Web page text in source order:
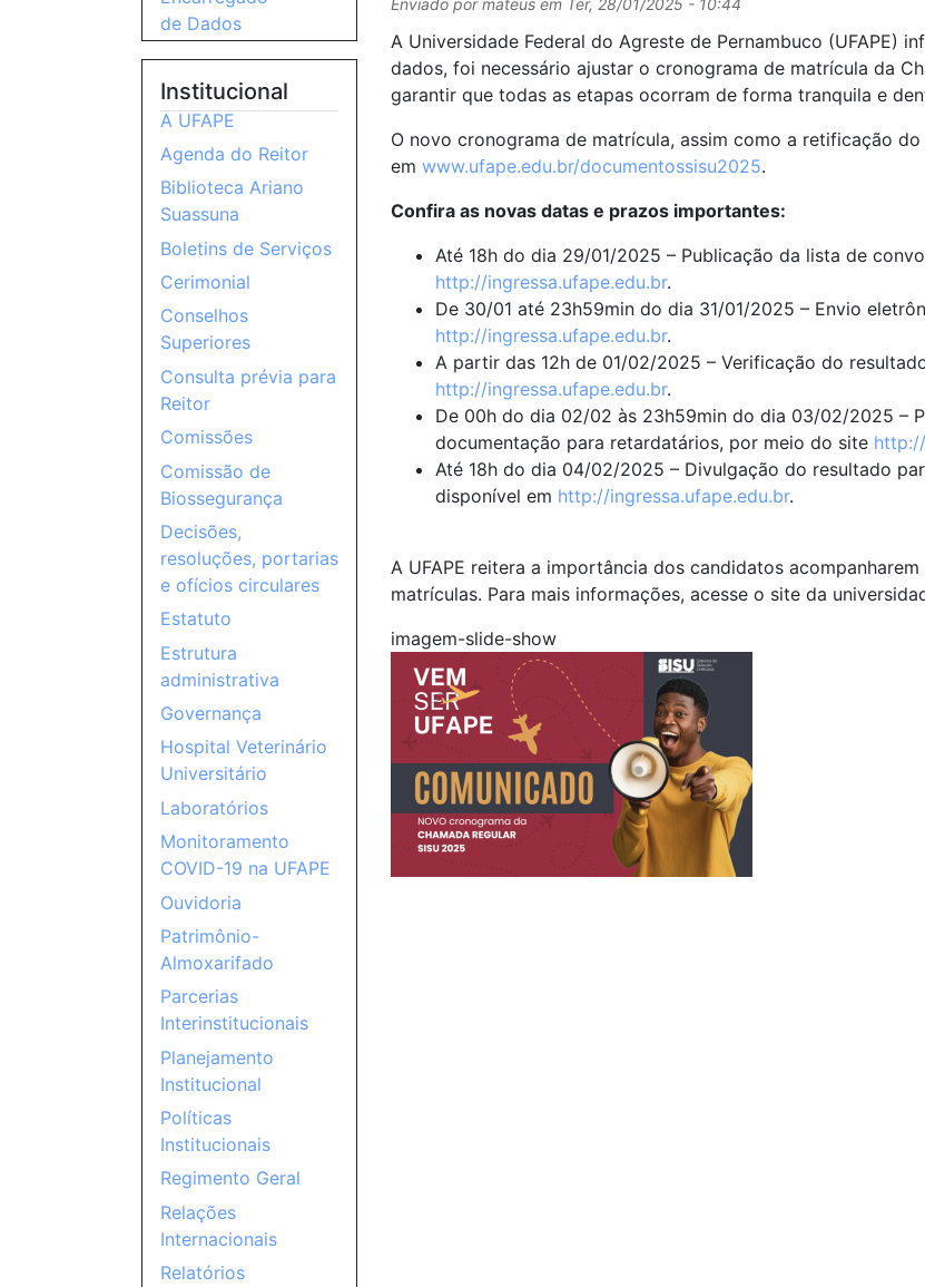
A Universidade Federal do Agreste de Pernambuco (UFAPE)
dados, foi necessário ajustar o cronograma de matrícula da
garantir que todas as etapas ocorram de forma tranquila e
O novo cronograma de matrícula, assim como a retificação
em www.ufape.edu.br/documentossisu2025.
Confira as novas datas e prazos importantes:
Até 18h do dia 29/01/2025 – Publicação da lista de
http://ingressa.ufape.edu.br.
De 30/01 até 23h59min do dia 31/01/2025 – Envio
http://ingressa.ufape.edu.br.
A partir das 12h de 01/02/2025 – Verificação do
http://ingressa.ufape.edu.br.
De 00h do dia 02/02 às 23h59min do dia 03/02/2025 –
documentação para retardatários, por meio do site
Até 18h do dia 04/02/2025 – Divulgação do resultado
disponível em http://ingressa.ufape.edu.br.
A UFAPE reitera a importância dos candidatos
matrículas. Para mais informações, acesse o site da
imagem-slide-show
de Dados
Institucional
A UFAPE
Agenda do Reitor
Biblioteca Ariano
Suassuna
Boletins de Serviços
Cerimonial
Conselhos
Superiores
Consulta prévia para
Reitor
Comissões
Comissão de
Biossegurança
Decisões,
resoluções, portarias
e ofícios circulares
Estatuto
Estrutura
administrativa
Governança
Hospital Veterinário
Universitário
Laboratórios
Monitoramento
COVID-19 na UFAPE
Ouvidoria
Patrimônio-
Almoxarifado
Parcerias
Interinstitucionais
Planejamento
Institucional
Políticas
Institucionais
Regimento Geral
Relações
Internacionais
Relatórios